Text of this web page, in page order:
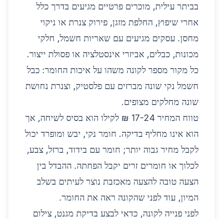
בביתר עילית, מוכרים פרטיים מגיעים בדרך כלל
אחרי שיפוץ, החלפת מזגן, פירוק צנרת או ניקוי
מחסן. עסקים מגיעים עם שאריות חשמל, חלקי
מכונות, כבלים, אביזרי אינסטלציה או פסולת ייצור.
כל מקור מספר לקונה משהו על איכות החומר: כבל
חשמל נקי שונה מברזים עם פלסטיק, וצנרת נחושת
שונה מחלקים מצופים.
טווח המחיר 17-24 ₪ לקילו הוא בסיס לשיחה, אך
הוא אינו מחליף בדיקה. חומר נקי, יבש ומופרד יכול
לקבל מחיר גבוה יותר; חומר עם בידוד, ברזל, צבע,
לכלוך או חומרים זרים יקבל הפחתה. ההבדל בין
הצעה טובה להצעה מאכזבת נוצר לעיתים בשלב
המיון, עוד לפני שהקונה ראה את החומר.
לפני פנייה לקונה, כדאי לבצע בדיקת מגנט, צילום